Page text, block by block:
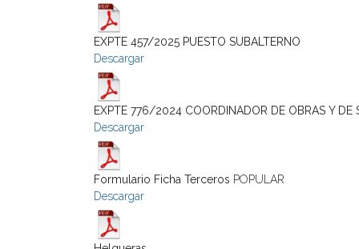
EXPTE 457/2025 PUESTO SUBALTERNO
Descargar
EXPTE 776/2024 COORDINADOR DE OBRAS Y DE
Descargar
Formulario Ficha Terceros POPULAR
Descargar